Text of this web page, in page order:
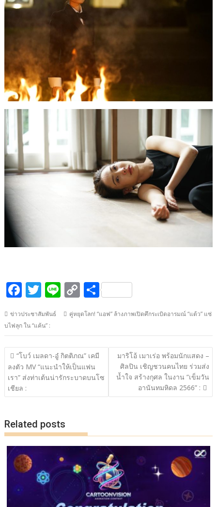
F
e
b
o
o
k
T
itt
er
Li
e
C
o
p
y
Li
n
k
S
ar
e
ข่าวประชาสัมพันธ์
คู่หยุดโลก! “แอฟ” ล้างภาพเปิดศึกระเบิดอารมณ์ “แต้ว” แซ่
บไฟลุก ใน “แค้น” :
แนะแนว
เรื่อง
“โบว์ เมลดา-อู๋ กิตติภณ” เคมี
ลงตัว MV “แนะนำให้เป็นแฟน
เรา” ส่งท่าเต้นน่ารักระบาดบนโซ
เชียล :
มาริโอ้ เมาเร่อ พร้อมนักแสดง –
ศิลปิน เชิญชวนคนไทย ร่วมส่ง
น้ำใจ สร้างกุศล ในงาน “เข็มวัน
อานันทมหิดล 2566” :
Related posts